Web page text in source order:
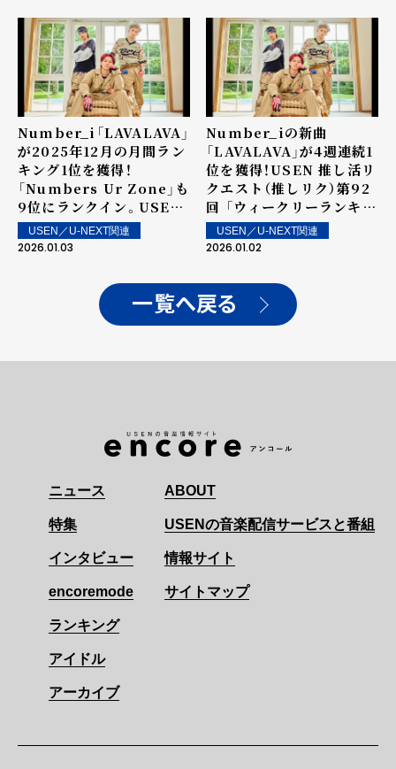
信
中・店内で配信
Number_i「LAVALAVA」
が2025年12月の月間ラン
キング1位を獲得！
「Numbers Ur Zone」も
9位にランクイン。USEN
推し活リクエスト（推しリ
ク） 「12月マンスリーラン
USEN／U-NEXT関連
2026.01.03
Number_iの新曲
「LAVALAVA」が4週連続1
位を獲得！USEN 推し活リ
クエスト（推しリク）第92
回 「ウィークリーランキン
グ」を発表！～ 上位ランク
イン楽曲は明日1月3日
USEN／U-NEXT関連
2026.01.02
一覧へ戻る
ニュース
特集
インタビュー
encoremode
ランキング
アイドル
アーカイブ
ABOUT
USENの音楽配信サービスと番組
情報サイト
サイトマップ